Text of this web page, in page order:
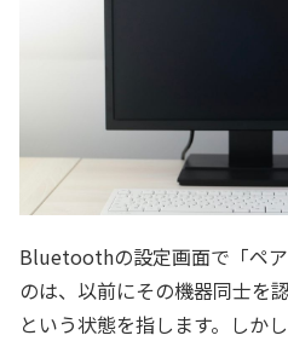
Bluetoothの設定画面で「ペ
のは、以前にその機器同士を
という状態を指します。しか